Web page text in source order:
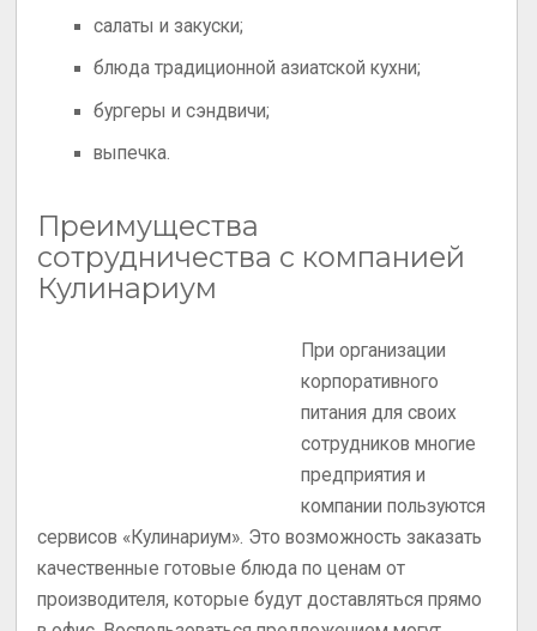
салаты и закуски;
блюда традиционной азиатской кухни;
бургеры и сэндвичи;
выпечка.
Преимущества
сотрудничества с компанией
Кулинариум
При организации
корпоративного
питания для своих
сотрудников многие
предприятия и
компании пользуются
сервисов «Кулинариум». Это возможность заказать
качественные готовые блюда по ценам от
производителя, которые будут доставляться прямо